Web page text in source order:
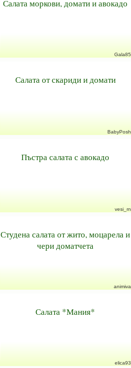
Салата моркови, домати и авокадо
Gala85
Салата от скариди и домати
BabyPosh
Пъстра салата с авокадо
vesi_rn
Студена салата от жито, моцарела и
чери доматчета
animiva
Салата *Мания*
elica93